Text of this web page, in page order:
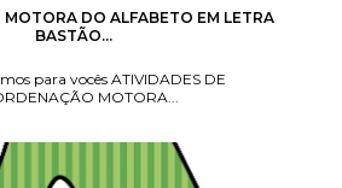
DO ALFABETO EM LETRA
BASTÃO...
para vocês ATIVIDADES DE
MOTORA...